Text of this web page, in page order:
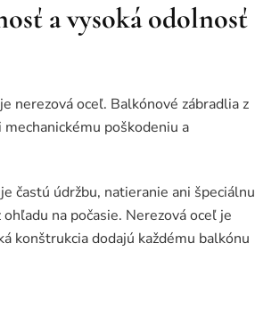
a vysoká odolnosť
nerezová oceľ. Balkónové zábradlia z
poškodeniu a
častú údržbu, natieranie ani špeciálnu
na počasie. Nerezová oceľ je
konštrukcia dodajú každému balkónu